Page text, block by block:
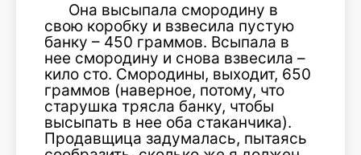
Она высыпала смородину в
свою коробку и взвесила пустую
банку – 450 граммов. Всыпала в
нее смородину и снова взвесила –
кило сто. Смородины, выходит, 650
граммов (наверное, потому, что
старушка трясла банку, чтобы
высыпать в нее оба стаканчика).
Продавщица задумалась, пытаясь